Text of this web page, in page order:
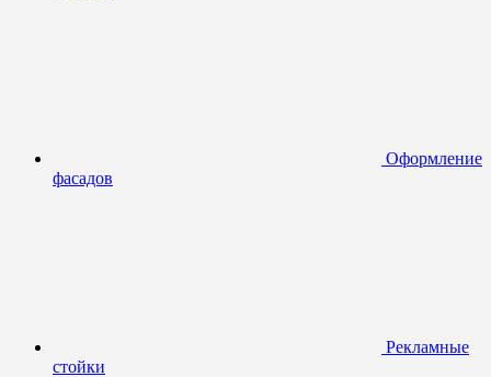
Оформление
фасадов
Рекламные
стойки